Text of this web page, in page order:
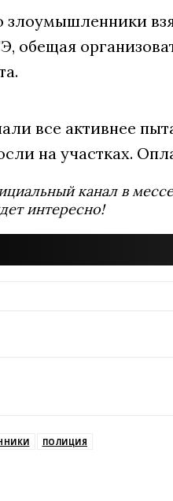
злоумышленники
обещая
все активнее
на участках.
канал в
интересно!
ПОЛИЦИЯ